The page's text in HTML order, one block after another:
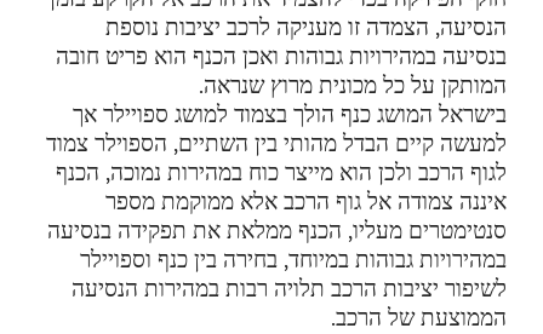
הנסיעה, הצמדה זו מעניקה לרכב יציבות נוספת
בנסיעה במהירויות גבוהות ואכן הכנף הוא פריט חובה
המותקן על כל מכונית מרוץ שנראה.
בישראל המושג כנף הולך בצמוד למושג ספויילר אך
למעשה קיים הבדל מהותי בין השתיים, הספוילר צמוד
לגוף הרכב ולכן הוא מייצר כוח במהירות נמוכה, הכנף
איננה צמודה אל גוף הרכב אלא ממוקמת מספר
סנטימטרים מעליו, הכנף ממלאת את תפקידה בנסיעה
במהירויות גבוהות במיוחד, בחירה בין כנף וספויילר
לשיפור יציבות הרכב תלויה רבות במהירות הנסיעה
הממוצעת של הרכב.